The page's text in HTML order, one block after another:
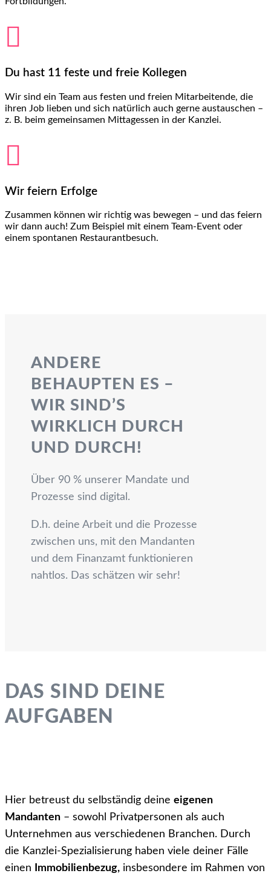

Du hast 11 feste und freie Kollegen
Wir sind ein Team aus festen und freien Mitarbeitende, die
ihren Job lieben und sich natürlich auch gerne austauschen –
z. B. beim gemeinsamen Mittagessen in der Kanzlei.

Wir feiern Erfolge
Zusammen können wir richtig was bewegen – und das feiern
wir dann auch! Zum Beispiel mit einem Team-Event oder
einem spontanen Restaurantbesuch.
ANDERE
BEHAUPTEN ES –
WIR SIND’S
WIRKLICH DURCH
UND DURCH!
Über 90 % unserer Mandate und
Prozesse sind digital.
D.h. deine Arbeit und die Prozesse
zwischen uns, mit den Mandanten
und dem Finanzamt funktionieren
nahtlos. Das schätzen wir sehr!
DAS SIND DEINE
AUFGABEN
Hier betreust du selbständig deine eigenen
Mandanten – sowohl Privatpersonen als auch
Unternehmen aus verschiedenen Branchen. Durch
die Kanzlei-Spezialisierung haben viele deiner Fälle
einen
Immobilienbezug, insbesondere im Rahmen von